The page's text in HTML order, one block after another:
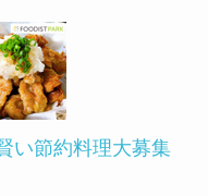
い節約料理大募集